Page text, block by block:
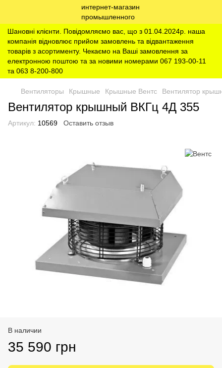
Шановні клієнти. Повідомляємо вас, що з 01.04.2024р. наша
компанія відновлює прийом замовлень та відвантаження
товарів з асортименту. Чекаємо на Ваші замовлення за
електронною поштою та за новими номерами 067 193-00-11
та 063 8-200-800
Вентиляторы Крышные Крышные Вентс Вентилятор
Вентилятор крышный ВКГц 4Д 355
Артикул: 10569 Оставить отзыв
В наличии
35 590 грн